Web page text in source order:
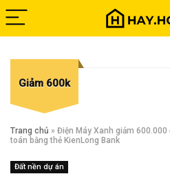
Giảm 600k
Trang chủ » Điện Máy Xanh giảm
toán bằng thẻ KienLong Bank
Đất nền dự án